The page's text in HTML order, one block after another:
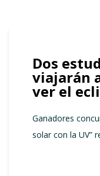
Dos
viajarán
ver el
Ganadores
solar con la UV”